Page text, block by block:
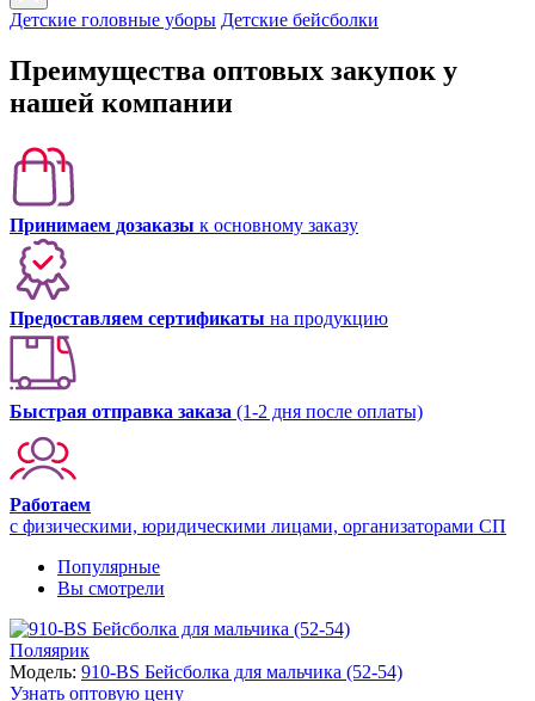
Детские головные уборы Детские бейсболки
Преимущества оптовых закупок у
нашей компании
Принимаем дозаказы к основному заказу
Предоставляем сертификаты на продукцию
Быстрая отправка заказа (1-2 дня после оплаты)
Работаем
с физическими, юридическими лицами, организаторами СП
Популярные
Вы смотрели
Поляярик
Модель: 910-BS Бейсболка для мальчика (52-54)
Узнать оптовую цену